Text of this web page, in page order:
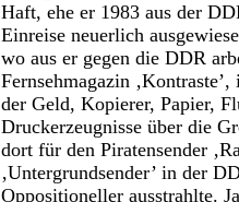
Haft, ehe er 1983 aus der
Einreise neuerlich
wo aus er gegen die DDR
Fernsehmagazin
der Geld, Kopierer, Papier,
Druckerzeugnisse über die
dort für den Piratensender
‚Untergrundsender’ in der
Oppositioneller ausstrahlte.